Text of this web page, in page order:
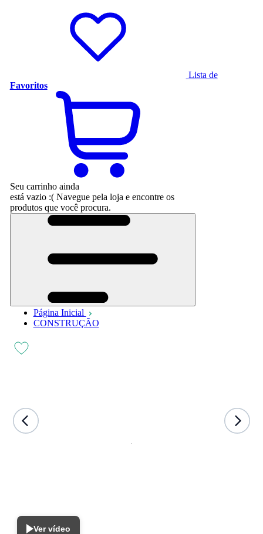
Lista de
Favoritos
Seu carrinho ainda
está vazio :( Navegue pela loja e encontre os
produtos que você procura.
Página Inicial
CONSTRUÇÃO
Ver vídeo